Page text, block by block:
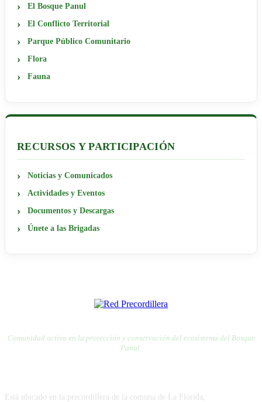
El Bosque Panul
El Conflicto Territorial
Parque Público Comunitario
Flora
Fauna
RECURSOS Y PARTICIPACIÓN
Noticias y Comunicados
Actividades y Eventos
Documentos y Descargas
Únete a las Brigadas
Comunidad activa en la protección y conservación del ecosistema del Bosque
Panul.
Está ubicado en la precordillera de la comuna de La Florida,